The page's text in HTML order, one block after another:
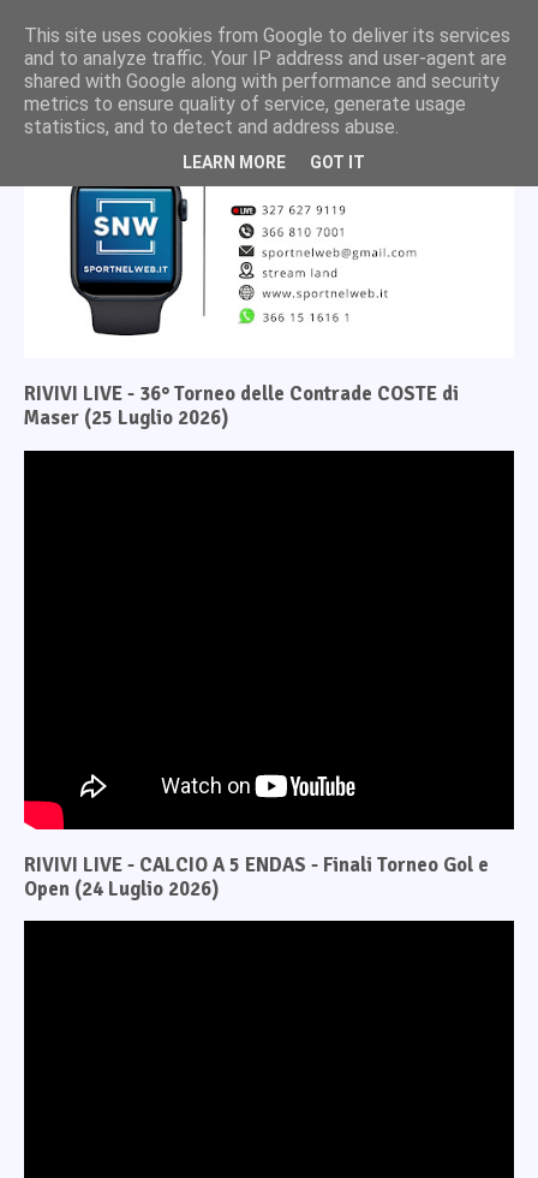
RIVIVI LIVE - 36° Torneo delle Contrade COSTE di
Maser (25 Luglio 2026)
RIVIVI LIVE - CALCIO A 5 ENDAS - Finali Torneo Gol e
Open (24 Luglio 2026)
This site uses cookies from Google to deliver its services
and to analyze traffic. Your IP address and user-agent are
shared with Google along with performance and security
metrics to ensure quality of service, generate usage
statistics, and to detect and address abuse.
LEARN MORE GOT IT